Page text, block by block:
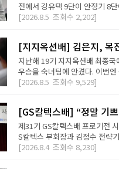
전에서 강유택 9단이 안정기 8
[2026.8.5 조회수 2,202]
[지지옥션배] 김은지, 목
지난해 19기 지지옥션배 최종
우승을 숙녀팀에 안겼다. 이번
[2026.8.5 조회수 9,529]
[GS칼텍스배] “정말 기
제31기 GS칼텍스배 프로기전
S칼텍스 부회장과 김정수 전략
[2026.8.4 조회수 8,230]